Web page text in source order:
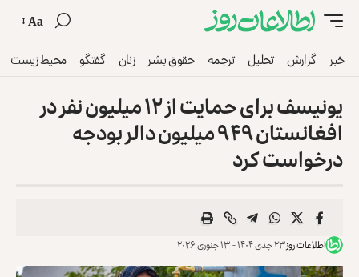
Aa
خبر گزارش تحلیل ترجمه حقوق بشر زنان گفتگو محیط زیست
یونیسف برای حمایت از ۱۲ میلیون نفر در
افغانستان ۹۴۹ میلیون دالر بودجه
درخواست کرد
اطلاعات روز۲۳ جدی ۱۴۰۴ - ۱۳ جنوری ۲۰۲۶